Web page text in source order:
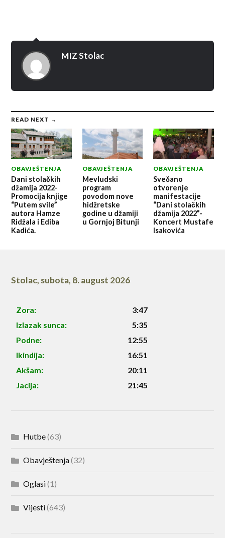
MIZ Stolac
READ NEXT →
OBAVJEŠTENJA
Dani stolačkih
džamija 2022-
Promocija knjige
“Putem svile”
autora Hamze
Ridžala i Ediba
Kadića.
OBAVJEŠTENJA
Mevludski
program
povodom nove
hidžretske
godine u džamiji
u Gornjoj Bitunji
OBAVJEŠTENJA
Svečano
otvorenje
manifestacije
“Dani stolačkih
džamija 2022”-
Koncert Mustafe
Isakovića
Stolac, subota, 8. august 2026
Zora:
3:47
Izlazak sunca:
5:35
Podne:
12:55
Ikindija:
16:51
Akšam:
20:11
Jacija:
21:45
Hutbe(63)
Obavještenja(32)
Oglasi(1)
Vijesti(643)